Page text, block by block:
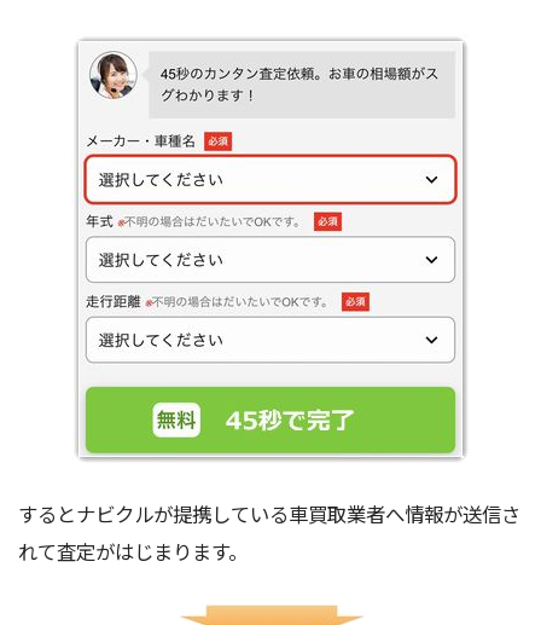
するとナビクルが提携している車買取業者へ情報が送信さ
れて査定がはじまります。